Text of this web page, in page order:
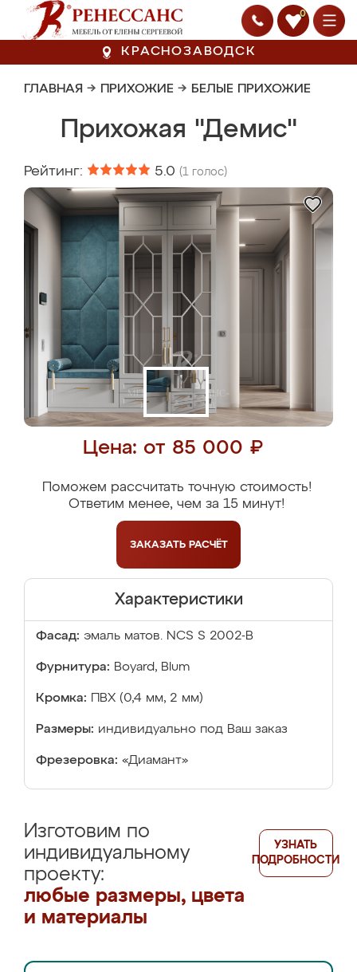
0
КРАСНОЗАВОДСК
ГЛАВНАЯ → ПРИХОЖИЕ → БЕЛЫЕ ПРИХОЖИЕ
Прихожая "Демис"
Рейтинг: 5.0 (1 голос)
Цена: от 85 000 ₽
Поможем рассчитать точную стоимость!
Ответим менее, чем за 15 минут!
ЗАКАЗАТЬ РАСЧЁТ
Характеристики
Фасад: эмаль матов. NCS S 2002-B
Фурнитура: Boyard, Blum
Кромка: ПВХ (0,4 мм, 2 мм)
Размеры: индивидуально под Ваш заказ
Фрезеровка: «Диамант»
Изготовим по
индивидуальному
проекту:
любые размеры, цвета
и материалы
УЗНАТЬ
ПОДРОБНОСТИ